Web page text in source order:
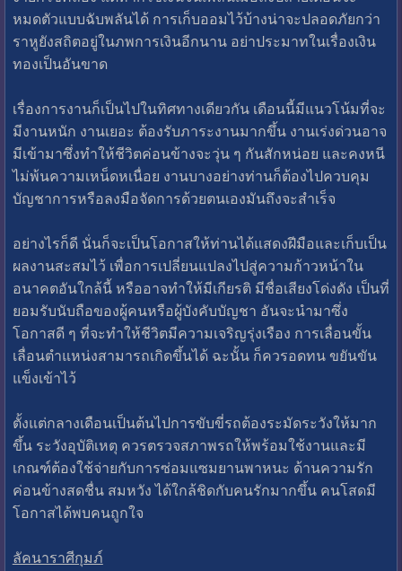
หมดตัวแบบฉับพลันได้ การเก็บออมไว้บ้างน่าจะปลอดภัยกว่า
ราหูยังสถิตอยู่ในภพการเงินอีกนาน อย่าประมาทในเรื่องเงิน
ทองเป็นอันขาด
เรื่องการงานก็เป็นไปในทิศทางเดียวกัน เดือนนี้มีแนวโน้มที่จะ
มีงานหนัก งานเยอะ ต้องรับภาระงานมากขึ้น งานเร่งด่วนอาจ
มีเข้ามาซึ่งทำให้ชีวิตค่อนข้างจะวุ่น ๆ กันสักหน่อย และคงหนี
ไม่พ้นความเหน็ดหเนื่อย งานบางอย่างท่านก็ต้องไปควบคุม
บัญชาการหรือลงมือจัดการด้วยตนเองมันถึงจะสำเร็จ
อย่างไรก็ดี นั่นก็จะเป็นโอกาสให้ท่านได้แสดงฝีมือและเก็บเป็น
ผลงานสะสมไว้ เพื่อการเปลี่ยนแปลงไปสู่ความก้าวหน้าใน
อนาคตอันใกล้นี้ หรืออาจทำให้มีเกียรติ มีชื่อเสียงโด่งดัง เป็นที่
ยอมรับนับถือของผู้คนหรือผู้บังคับบัญชา อันจะนำมาซึ่ง
โอกาสดี ๆ ที่จะทำให้ชีวิตมีความเจริญรุ่งเรือง การเลื่อนขั้น
เลื่อนตำแหน่งสามารถเกิดขึ้นได้ ฉะนั้น ก็ควรอดทน ขยันขัน
แข็งเข้าไว้
ตั้งแต่กลางเดือนเป็นต้นไปการขับขี่รถต้องระมัดระวังให้มาก
ขึ้น ระวังอุบัติเหตุ ควรตรวจสภาพรถให้พร้อมใช้งานและมี
เกณฑ์ต้องใช้จ่ายกับการซ่อมแซมยานพาหนะ ด้านความรัก
ค่อนข้างสดชื่น สมหวัง ได้ใกล้ชิดกับคนรักมากขึ้น คนโสดมี
โอกาสได้พบคนถูกใจ
ลัคนาราศีกุมภ์